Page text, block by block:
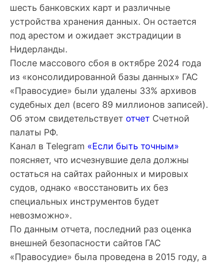
шесть банковских карт и различные
устройства хранения данных. Он остается
под арестом и ожидает экстрадиции в
Нидерланды.
После массового сбоя в октябре 2024 года
из «консолидированной базы данных» ГАС
«Правосудие» были удалены 33% архивов
судебных дел (всего 89 миллионов записей).
Об этом свидетельствует отчет Счетной
палаты РФ.
Канал в Telegram «Если быть точным»
поясняет, что исчезнувшие дела должны
остаться на сайтах районных и мировых
судов, однако «восстановить их без
специальных инструментов будет
невозможно».
По данным отчета, последний раз оценка
внешней безопасности сайтов ГАС
«Правосудие» была проведена в 2015 году, а